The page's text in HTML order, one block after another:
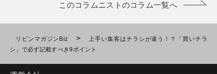
このコラムニストのコラム一覧へ
リビンマガジンBiz >
上手い集客はチラシが違う！？「買いチラ
シ」で必ず記載すべき9ポイント